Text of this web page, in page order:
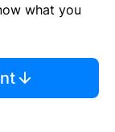
what you